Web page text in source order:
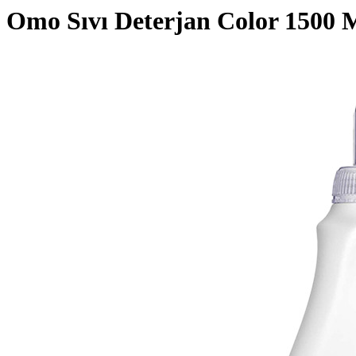
Omo Sıvı Deterjan Color 1500